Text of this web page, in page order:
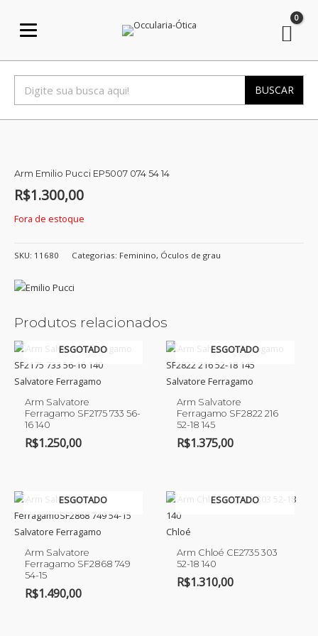
BUSCAR
Arm Emilio Pucci EP5007 074 54 14
R$1.300,00
Fora de estoque
SKU: 11680 Categorias: Feminino, Óculos de grau
Produtos relacionados
ESGOTADO
Salvatore Ferragamo
Arm Salvatore
Ferragamo SF2175 733 56-
16 140
R$1.250,00
ESGOTADO
Salvatore Ferragamo
Arm Salvatore
Ferragamo SF2822 216
52-18 145
R$1.375,00
ESGOTADO
Salvatore Ferragamo
Arm Salvatore
Ferragamo SF2868 749
54-15
R$1.490,00
ESGOTADO
Chloé
Arm Chloé CE2735 303
52-18 140
R$1.310,00